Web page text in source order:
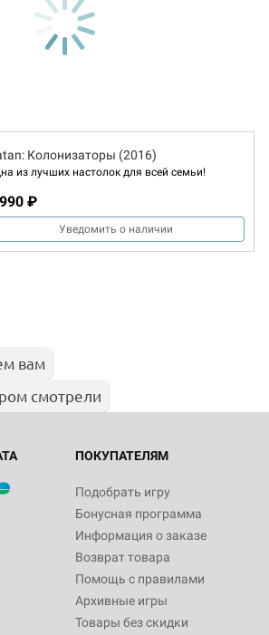
Колонизаторы (2016)
из лучших настолок для всей семьи!
₽
Уведомить о наличии
вам
смотрели
ПОКУПАТЕЛЯМ
Подобрать игру
Бонусная программа
Информация о заказе
Возврат товара
Помощь с правилами
Архивные игры
Товары без скидки